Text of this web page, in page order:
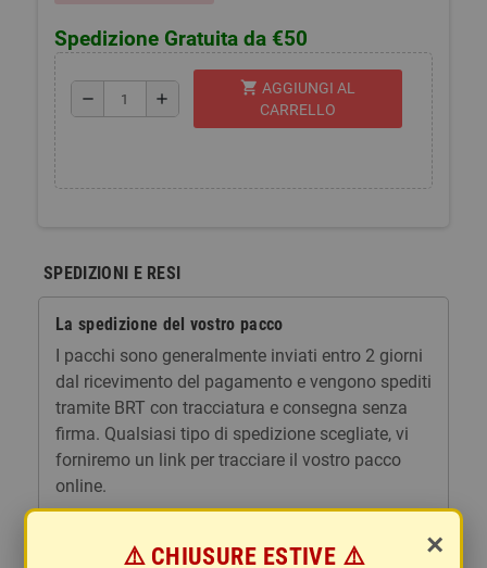
Spedizione Gratuita da €50
remove add
shopping_cart AGGIUNGI AL
CARRELLO
SPEDIZIONI E RESI
La spedizione del vostro pacco
I pacchi sono generalmente inviati entro 2 giorni
dal ricevimento del pagamento e vengono spediti
tramite BRT con tracciatura e consegna senza
firma. Qualsiasi tipo di spedizione scegliate, vi
forniremo un link per tracciare il vostro pacco
online.
gestione e imballaggio e le spese postali. I costi
×
⚠️ CHIUSURE ESTIVE ⚠️